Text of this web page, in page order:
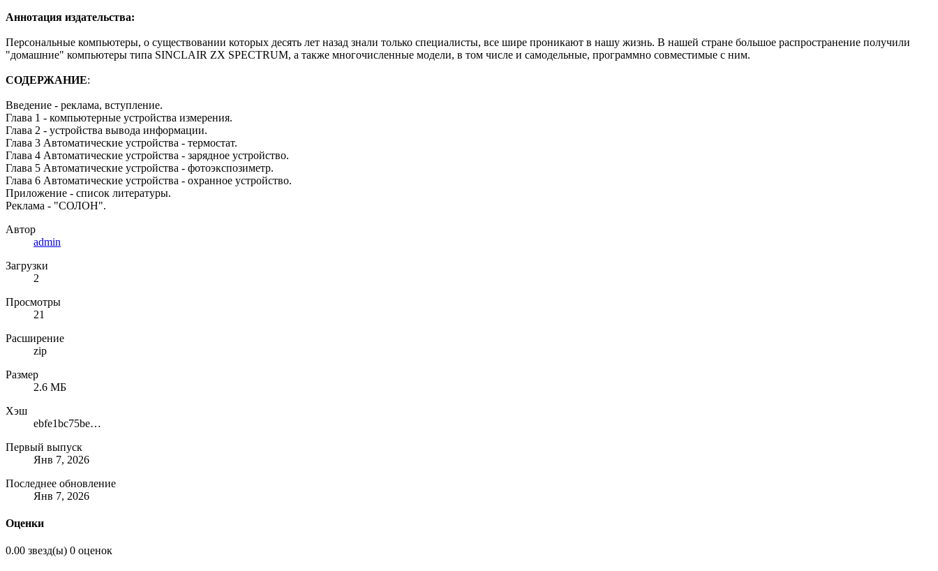
Аннотация издательства:
Персональные компьютеры, о существовании которых десять лет назад знали только специалисты, все шире проникают в нашу жизнь. В нашей стране большое распространение получили
"домашние" компьютеры типа SINCLAIR ZX SPECTRUM, а также многочисленные модели, в том числе и самодельные, программно совместимые с ним.
СОДЕРЖАНИЕ:
Введение - реклама, вступление.
Глава 1 - компьютерные устройства измерения.
Глава 2 - устройства вывода информации.
Глава 3 Автоматические устройства - термостат.
Глава 4 Автоматические устройства - зарядное устройство.
Глава 5 Автоматические устройства - фотоэкспозиметр.
Глава 6 Автоматические устройства - охранное устройство.
Приложение - список литературы.
Реклама - "СОЛОН".
Автор
admin
Загрузки
2
Просмотры
21
Расширение
zip
Размер
2.6 МБ
Хэш
ebfe1bc75be91da6483c7a421e09ca05
Первый выпуск
Янв 7, 2026
Последнее обновление
Янв 7, 2026
Оценки
0.00 звезд(ы) 0 оценок